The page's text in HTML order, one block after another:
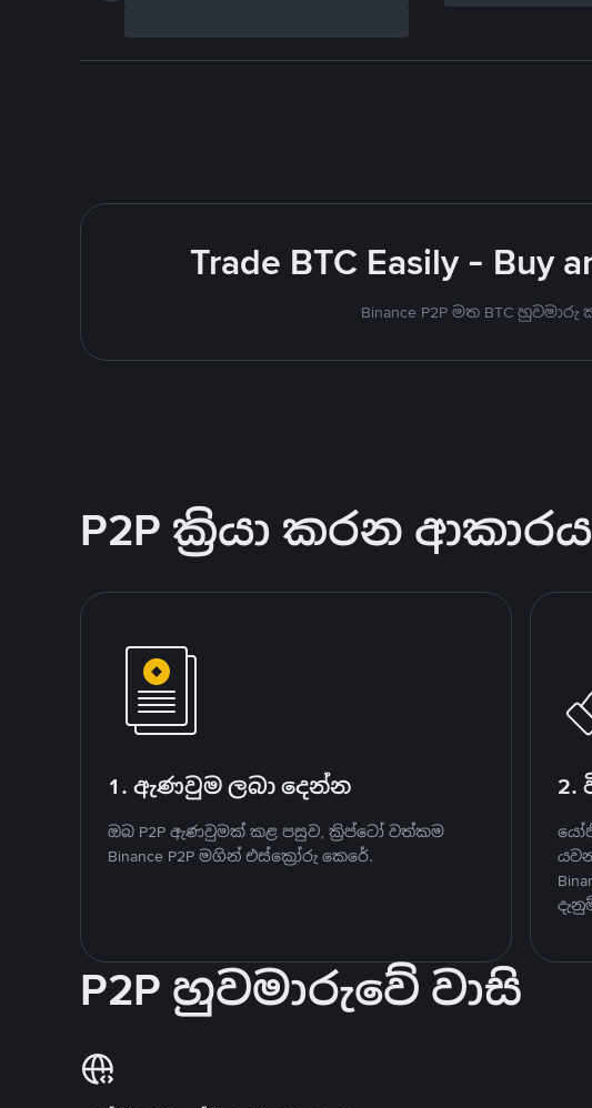
Trade BTC Easily - Buy
Binance P2P මත BTC
P2P ක්‍රියා කරන ආකාරය
1. ඇණවුම ලබා දෙන්න
ඔබ P2P ඇණවුමක් කළ පසුව, ක්‍රිප්ටෝ වත්කම
Binance P2P මගින් එස්ක්‍රෝරු කෙරේ.
P2P හුවමාරුවේ වාසි